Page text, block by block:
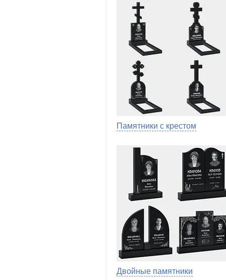
Памятники с крестом
Двойные памятники